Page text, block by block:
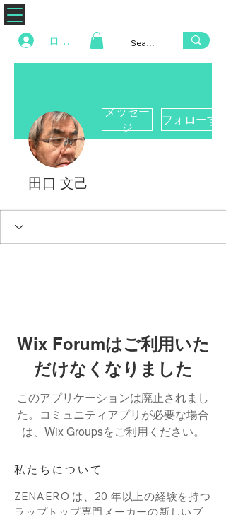
ログイン
メッセー
ジ
フォローする
田口 文己
Wix Forumはご利用いた
だけなくなりました
このアプリケーションは廃止されまし
た。コミュニティアプリが必要な場合
は、Wix Groupsをご利用ください。
私たちについて
ZENAERO は、20 年以上の経験を持つ
ラップトップ専門メーカーの新しいブ